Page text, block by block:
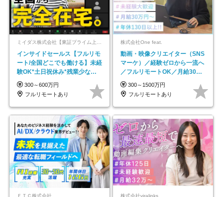
インサイドセールス【フルリモ
ート/全国どこでも働ける】未経
験OK*土日祝休み*残業少なめ*
在宅勤務手当あり
300～600万円
フルリモートあり
株式会社One feat.
動画・映像クリエイター（SNS
マーケ）／経験ゼロから一流へ
／フルリモートOK／月給30万
円～／年休130日以上
300～1500万円
フルリモートあり
ＦＴＣ株式会社 株式会社viralinks